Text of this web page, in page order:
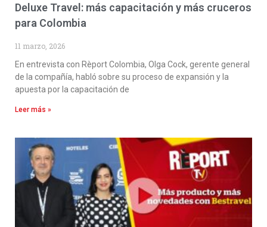
Deluxe Travel: más capacitación y más cruceros
para Colombia
11 marzo, 2026
En entrevista con Rèport Colombia, Olga Cock, gerente general
de la compañía, habló sobre su proceso de expansión y la
apuesta por la capacitación de
Leer más »